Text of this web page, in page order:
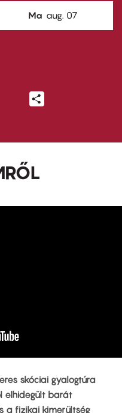
Ma aug. 07
skóciai gyalogtúra
elhidegült barát
a fizikai kimerültség